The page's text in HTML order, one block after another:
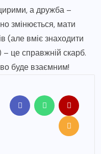
а дружба –
змінюється, мати
(але вміє знаходити
це справжній скарб.
буде взаємним!